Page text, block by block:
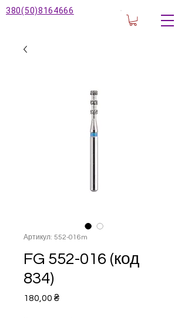
380(50)8164666
Артикул: 552-016m
FG ‎552-016 (код
834)
180,00 ₴Цена